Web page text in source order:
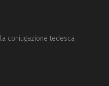
coniugazione tedesca